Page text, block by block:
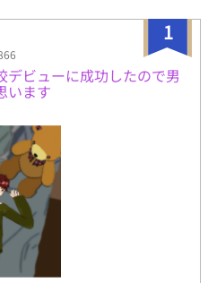
1
ビューに成功したので男
います